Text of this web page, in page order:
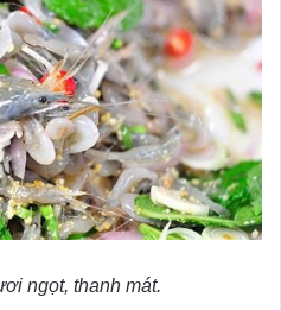
ngọt, thanh mát.